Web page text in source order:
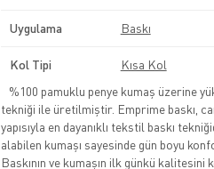
Uygulama Baskı
Kol Tipi
Kısa Kol
%100 pamuklu penye kumaş üzerine
tekniği ile üretilmiştir. Emprime baskı,
yapısıyla en dayanıklı tekstil baskı
alabilen kumaşı sayesinde gün boyu
Baskının ve kumaşın ilk günkü kalitesini